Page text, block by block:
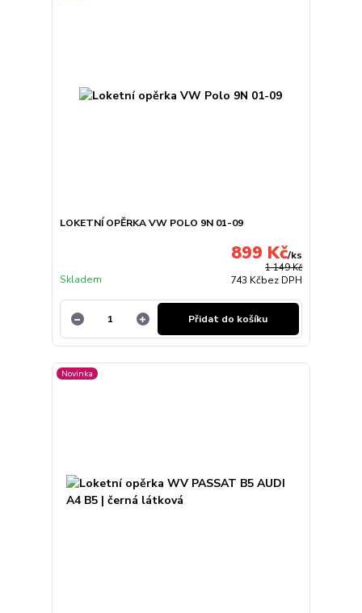
LOKETNÍ OPĚRKA VW POLO 9N 01-09
1 149 Kč
899 Kč/ks
743 Kčbez DPH
Skladem
Přidat do košíku
Novinka